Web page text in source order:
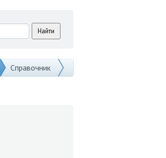
Справочник